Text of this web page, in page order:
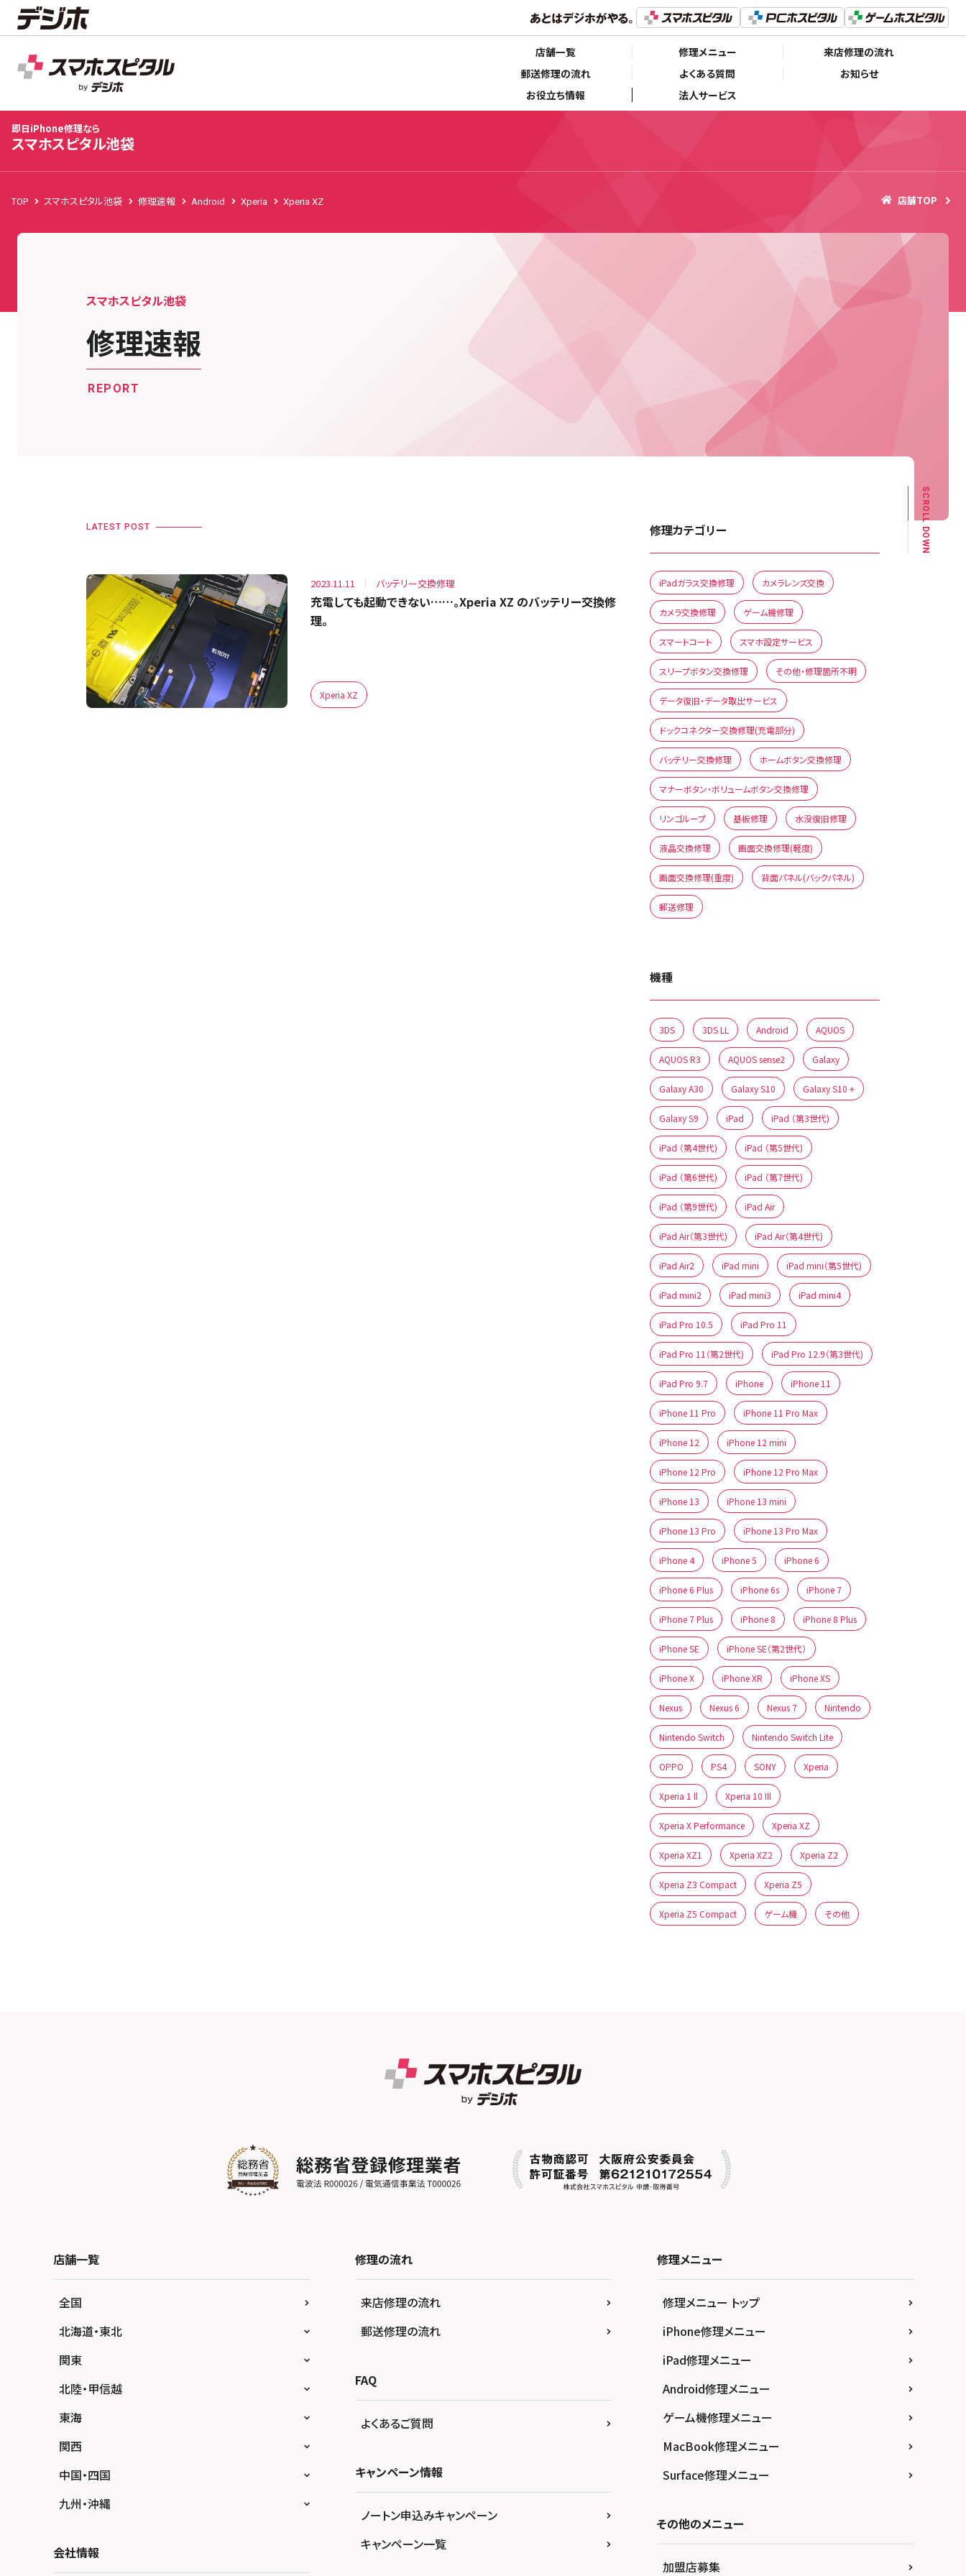
店舗一覧 修理メニュー
来店修理の流れ
郵送修理の流れ
よくある質問
お知らせ
お役立ち情報
法人サービス
スマホスピタル池袋
店舗TOP
即日iPhone修理なら
スマホスピタル池袋
TOP スマホスピタル池袋 修理速報 Android Xperia Xperia XZ 店舗TOP
スマホスピタル池袋
修理速報
REPORT
SCROLL DOWN
LATEST POST
2023.11.11 バッテリー交換修理
充電しても起動できない……。Xperia XZ のバッテリー交換修
理。
Xperia XZ
修理カテゴリー
iPadガラス交換修理 カメラレンズ交換
カメラ交換修理 ゲーム機修理
スマートコート スマホ設定サービス
スリープボタン交換修理 その他・修理箇所不明
データ復旧・データ取出サービス
ドックコネクター交換修理(充電部分)
バッテリー交換修理 ホームボタン交換修理
マナーボタン・ボリュームボタン交換修理
リンゴループ 基板修理 水没復旧修理
液晶交換修理 画面交換修理(軽度)
画面交換修理(重度) 背面パネル(バックパネル)
郵送修理
機種
3DS 3DS LL Android AQUOS
AQUOS R3 AQUOS sense2 Galaxy
Galaxy A30 Galaxy S10 Galaxy S10 +
Galaxy S9 iPad iPad （第3世代)
iPad （第4世代) iPad （第5世代)
iPad （第6世代) iPad （第7世代)
iPad （第9世代) iPad Air
iPad Air（第3世代) iPad Air（第4世代)
iPad Air2 iPad mini iPad mini（第5世代)
iPad mini2 iPad mini3 iPad mini4
iPad Pro 10.5 iPad Pro 11
iPad Pro 11（第2世代) iPad Pro 12.9（第3世代)
iPad Pro 9.7 iPhone iPhone 11
iPhone 11 Pro iPhone 11 Pro Max
iPhone 12 iPhone 12 mini
iPhone 12 Pro iPhone 12 Pro Max
iPhone 13 iPhone 13 mini
iPhone 13 Pro iPhone 13 Pro Max
iPhone 4 iPhone 5 iPhone 6
iPhone 6 Plus iPhone 6s iPhone 7
iPhone 7 Plus iPhone 8 iPhone 8 Plus
iPhone SE iPhone SE（第2世代）
iPhone X iPhone XR iPhone XS
Nexus Nexus 6 Nexus 7 Nintendo
Nintendo Switch Nintendo Switch Lite
OPPO PS4 SONY Xperia
Xperia 1 ll Xperia 10 IIl
Xperia X Performance Xperia XZ
Xperia XZ1 Xperia XZ2 Xperia Z2
Xperia Z3 Compact Xperia Z5
Xperia Z5 Compact ゲーム機 その他
店舗一覧
全国
北海道・東北
スマホスピタル大丸札幌
関東
スマホスピタル宇都宮
スマホスピタル 高崎
スマホスピタル鴻巣
スマホスピタル テルル三芳
スマホスピタル 熊谷
スマホスピタル埼玉大宮
北陸・甲信越
スマホスピタルアル・プラザ小松
スマホスピタル 北陸総合修理センター
スマホスピタル 長野
東海
スマホスピタル岐阜
スマホスピタル 浜松
スマホスピタル静岡パルコ
スマホスピタル名古屋駅前
関西
スマホスピタル 大阪梅田
スマホスピタル by デジホ 梅田地下（うめち
スマホスピタル京橋
スマホスピタル by デジホ天王寺ミオ
中国・四国
スマホスピタル 松江
スマホスピタル高松
九州・沖縄
もち
会社情報
修理の流れ
来店修理の流れ
郵送修理の流れ
FAQ
よくあるご質問
キャンペーン情報
ノートン申込みキャンペーン
キャンペーン一覧
修理メニュー
修理メニュー トップ
iPhone修理メニュー
iPad修理メニュー
Android修理メニュー
ゲーム機修理メニュー
MacBook修理メニュー
Surface修理メニュー
その他のメニュー
加盟店募集